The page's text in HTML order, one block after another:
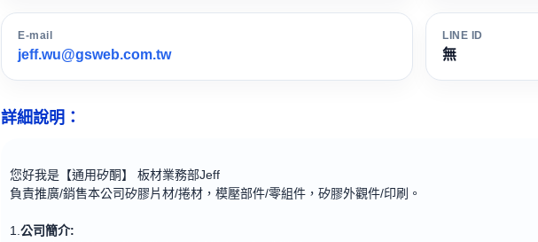
E-mail
jeff.wu@gsweb.com.tw
LINE ID
無
詳細說明：
您好我是【通用矽酮】 板材業務部Jeff
負責推廣/銷售本公司矽膠片材/捲材，模壓部件/零組件，矽膠外觀件/印刷。
1. 公司簡介: